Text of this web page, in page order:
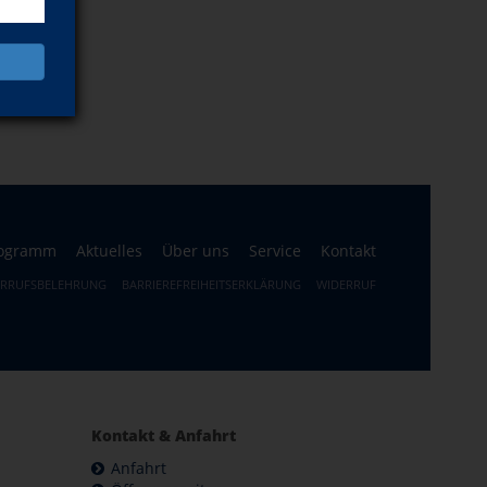
Aktuelles Über uns Service Kontakt
BARRIEREFREIHEITSERKLÄRUNG WIDERRUF
Kontakt & Anfahrt
Anfahrt